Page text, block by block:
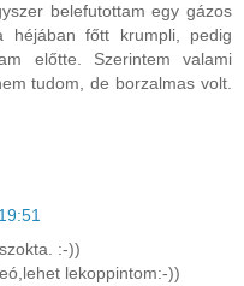
belefutottam egy gázos
főtt krumpli, pedig
előtte. Szerintem valami
tudom, de borzalmas volt.
:-))
lekoppintom:-))